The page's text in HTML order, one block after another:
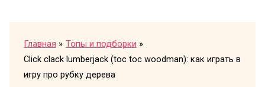
Главная
Топы и подборки
Click clack lumberjack (toc toc woodman): как играть в
игру про рубку дерева